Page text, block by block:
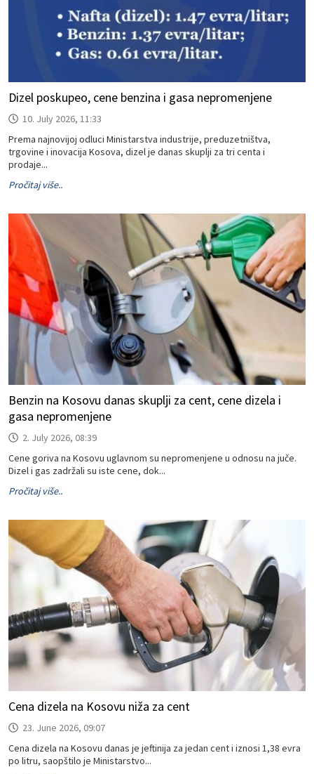
Dizel poskupeo, cene benzina i gasa nepromenjene
10. July 2026, 11:33
Prema najnovijoj odluci Ministarstva industrije, preduzetništva,
trgovine i inovacija Kosova, dizel je danas skuplji za tri centa i
prodaje...
Pročitaj više..
Benzin na Kosovu danas skuplji za cent, cene dizela i
gasa nepromenjene
2. July 2026, 08:39
Cene goriva na Kosovu uglavnom su nepromenjene u odnosu na juče.
Dizel i gas zadržali su iste cene, dok...
Pročitaj više..
Cena dizela na Kosovu niža za cent
23. June 2026, 09:07
Cena dizela na Kosovu danas je jeftinija za jedan cent i iznosi 1,38 evra
po litru, saopštilo je Ministarstvo...